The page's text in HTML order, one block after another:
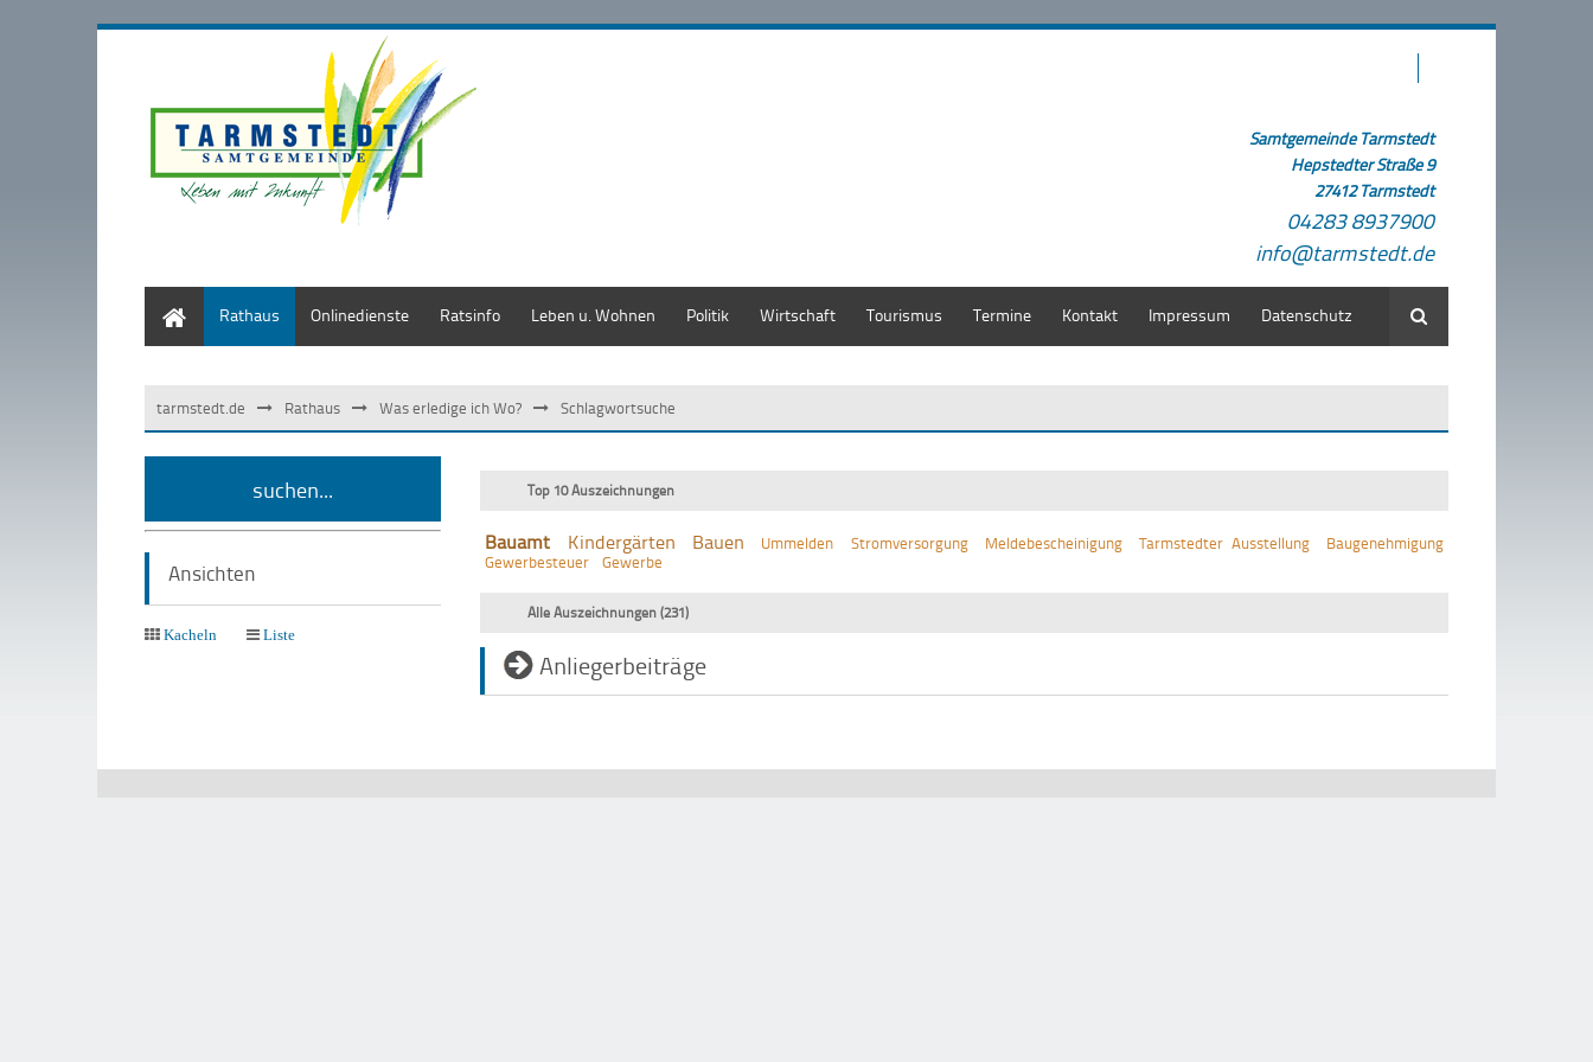
Samtgemeinde Tarmstedt
Hepstedter Straße 9
27412 Tarmstedt
04283 8937900
info@tarmstedt.de
Rathaus Onlinedienste Ratsinfo Leben u. Wohnen Politik Wirtschaft Tourismus Termine Kontakt Impressum Datenschutz Suche
tarmstedt.de Rathaus Was erledige ich Wo? Schlagwortsuche
suchen...
Ansichten
Kacheln Liste
Top 10 Auszeichnungen
Bauamt Kindergärten Bauen Ummelden Stromversorgung Meldebescheinigung Tarmstedter Ausstellung
Baugenehmigung
Gewerbesteuer
Gewerbe
Alle Auszeichnungen (231)
Anliegerbeiträge